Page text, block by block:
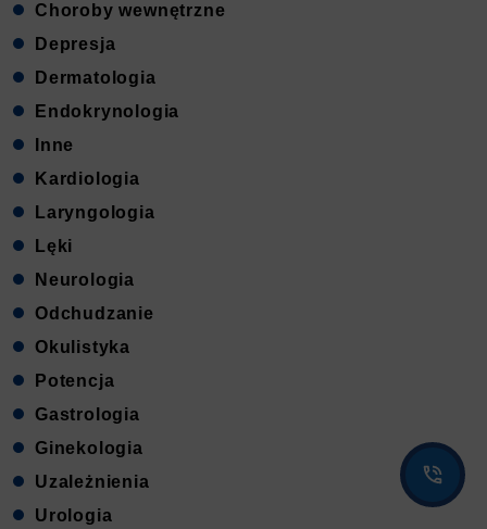
Choroby wewnętrzne
Depresja
Dermatologia
Endokrynologia
Inne
Kardiologia
Laryngologia
Lęki
Neurologia
Odchudzanie
Okulistyka
Potencja
Gastrologia
Ginekologia
Uzależnienia
Urologia